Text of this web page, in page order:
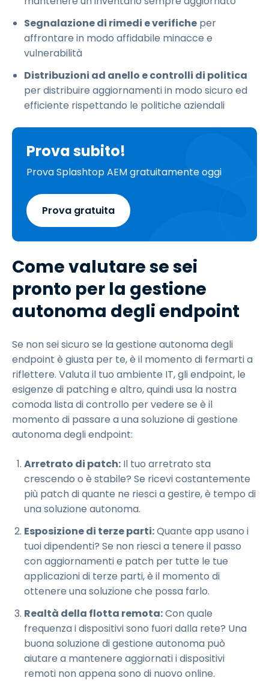
Segnalazione di rimedi e verifiche per
affrontare in modo affidabile minacce e
vulnerabilità
Distribuzioni ad anello e controlli di politica
per distribuire aggiornamenti in modo sicuro ed
efficiente rispettando le politiche aziendali
Prova subito!
Prova Splashtop AEM gratuitamente oggi
Prova gratuita
Come valutare se sei
pronto per la gestione
autonoma degli endpoint
Se non sei sicuro se la gestione autonoma degli
endpoint è giusta per te, è il momento di fermarti a
riflettere. Valuta il tuo ambiente IT, gli endpoint, le
esigenze di patching e altro, quindi usa la nostra
comoda lista di controllo per vedere se è il
momento di passare a una soluzione di gestione
autonoma degli endpoint:
Arretrato di patch: Il tuo arretrato sta
crescendo o è stabile? Se ricevi costantemente
più patch di quante ne riesci a gestire, è tempo di
una soluzione autonoma.
Esposizione di terze parti:Quante app usano i
tuoi dipendenti? Se non riesci a tenere il passo
con aggiornamenti e patch per tutte le tue
applicazioni di terze parti, è il momento di
ottenere una soluzione che possa farlo.
Realtà della flotta remota:Con quale
frequenza i dispositivi sono fuori dalla rete? Una
buona soluzione di gestione autonoma può
aiutare a mantenere aggiornati i dispositivi
remoti non appena sono di nuovo online.